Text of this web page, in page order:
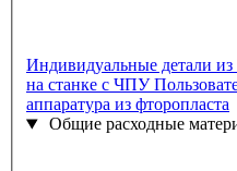
Индивидуальные детали
на станке с ЧПУ
аппаратура из фторопласта
Общие расходные